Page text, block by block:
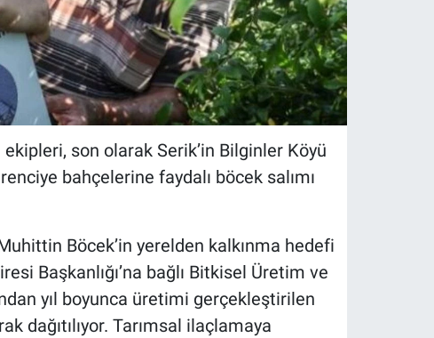
son olarak Serik’in Bilginler Köyü
bahçelerine faydalı böcek salımı
Böcek’in yerelden kalkınma hedefi
Başkanlığı’na bağlı Bitkisel Üretim ve
yıl boyunca üretimi gerçekleştirilen
dağıtılıyor. Tarımsal ilaçlamaya